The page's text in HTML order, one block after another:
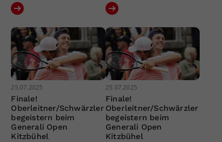
25.07.2025
Finale!
Oberleitner/Schwärzler
begeistern beim
Generali Open
Kitzbühel
25.07.2025
Finale!
Oberleitner/Schwärzler
begeistern beim
Generali Open
Kitzbühel